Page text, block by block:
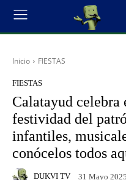
Inicio FIESTAS
FIESTAS
Calatayud celebra
festividad del
infantiles,
conócelos todos
DUKVI TV 31 Mayo 2025